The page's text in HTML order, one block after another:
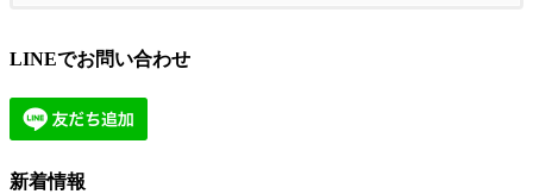
LINEでお問い合わせ
新着情報